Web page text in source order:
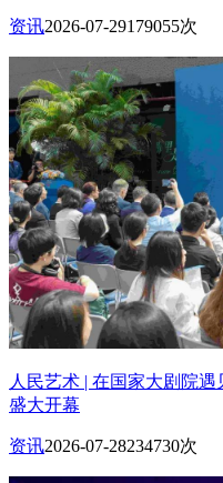
资讯2026-07-29179055次
人民艺术 | 在国家大剧院
盛大开幕
资讯2026-07-28234730次